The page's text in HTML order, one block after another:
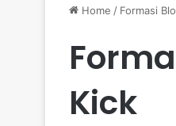
Home / Formasi
Kick